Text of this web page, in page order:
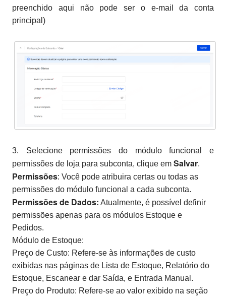
preenchido aqui não pode ser o e-mail da conta
principal)
3. Selecione permissões do módulo funcional e
permissões de loja para subconta, clique em Salvar.
Permissões: Você pode atribuira certas ou todas as
permissões do módulo funcional a cada subconta.
Permissões de Dados: Atualmente, é possível definir
permissões apenas para os módulos Estoque e
Pedidos.
Módulo de Estoque:
Preço de Custo: Refere-se às informações de custo
exibidas nas páginas de Lista de Estoque, Relatório do
Estoque, Escanear e dar Saída, e Entrada Manual.
Preço do Produto: Refere-se ao valor exibido na seção